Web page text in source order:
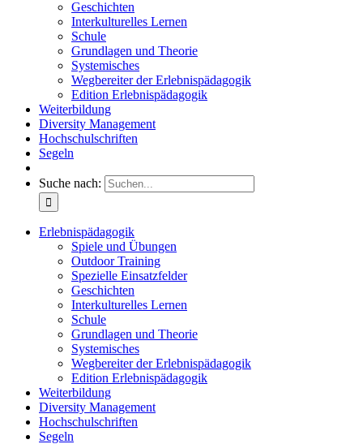
Geschichten
Interkulturelles Lernen
Schule
Grundlagen und Theorie
Systemisches
Wegbereiter der Erlebnispädagogik
Edition Erlebnispädagogik
Weiterbildung
Diversity Management
Hochschulschriften
Segeln
Suche nach:
Erlebnispädagogik
Spiele und Übungen
Outdoor Training
Spezielle Einsatzfelder
Geschichten
Interkulturelles Lernen
Schule
Grundlagen und Theorie
Systemisches
Wegbereiter der Erlebnispädagogik
Edition Erlebnispädagogik
Weiterbildung
Diversity Management
Hochschulschriften
Segeln